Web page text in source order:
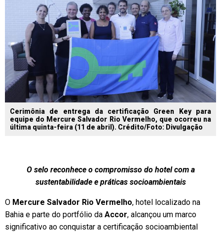
Cerimônia de entrega da certificação Green Key para
equipe do Mercure Salvador Rio Vermelho, que ocorreu na
última quinta-feira (11 de abril). Crédito/Foto: Divulgação
O selo reconhece o compromisso do hotel com a
sustentabilidade e práticas socioambientais
O Mercure Salvador Rio Vermelho, hotel localizado na
Bahia e parte do portfólio da Accor, alcançou um marco
significativo ao conquistar a certificação socioambiental